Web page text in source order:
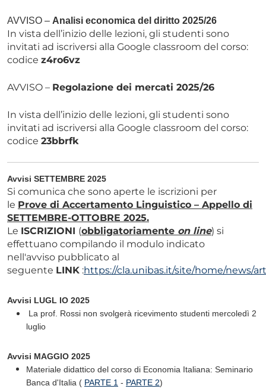
AVVISO – Analisi economica del diritto 2025/26
In vista dell’inizio delle lezioni, gli studenti sono
invitati ad iscriversi alla Google classroom del corso:
codice z4ro6vz
AVVISO – Regolazione dei mercati 2025/26
In vista dell’inizio delle lezioni, gli studenti sono
invitati ad iscriversi alla Google classroom del corso:
codice 23bbrfk
Avvisi SETTEMBRE 2025
Si comunica che sono aperte le iscrizioni per
le Prove di Accertamento Linguistico – Appello di
SETTEMBRE-OTTOBRE 2025.
Le ISCRIZIONI (obbligatoriamente on line) si
effettuano compilando il modulo indicato
nell'avviso pubblicato al
seguente LINK :https://cla.unibas.it/site/home/news/
Avvisi LUGL IO 2025
La prof. Rossi non svolgerà ricevimento studenti mercoledì 2
luglio
Avvisi MAGGIO 2025
Materiale didattico del corso di Economia Italiana: Seminario
Banca d'Italia ( PARTE 1 - PARTE 2)